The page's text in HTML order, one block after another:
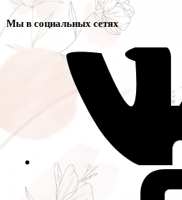
Мы в социальных сетях